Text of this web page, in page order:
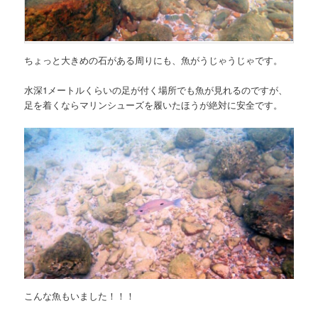
ちょっと大きめの石がある周りにも、魚がうじゃうじゃです。
水深1メートルくらいの足が付く場所でも魚が見れるのですが、
足を着くならマリンシューズを履いたほうが絶対に安全です。
こんな魚もいました！！！